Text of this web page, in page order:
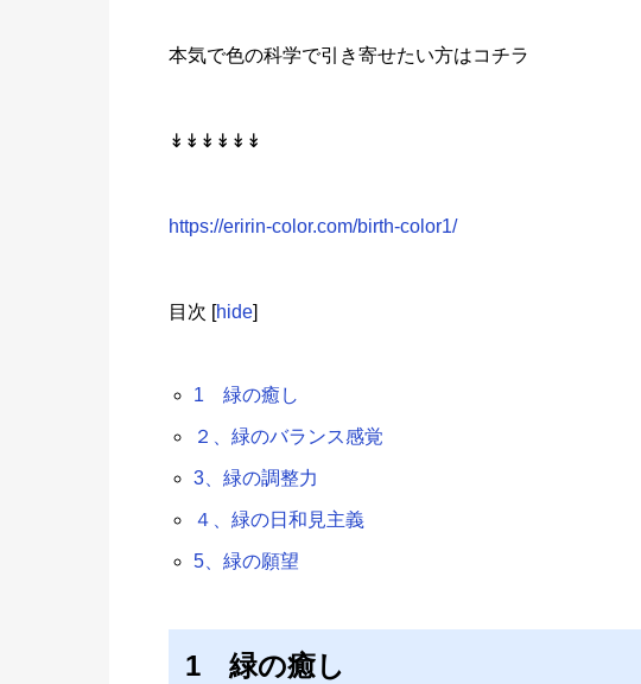
本気で色の科学で引き寄せたい方はコチラ
↡↡↡↡↡↡
https://eririn-color.com/birth-color1/
目次 [hide]
1 緑の癒し
２、緑のバランス感覚
3、緑の調整力
４、緑の日和見主義
5、緑の願望
1 緑の癒し